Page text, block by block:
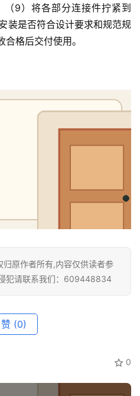
9）将各部分连接件拧紧到
装是否符合设计要求和规范规
格后交付使用。
原作者所有,内容仅供读者参
犯请联系我们：609448834
赞 (0)
0